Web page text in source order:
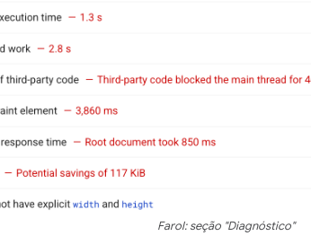
Farol: seção "Diagnóstico"